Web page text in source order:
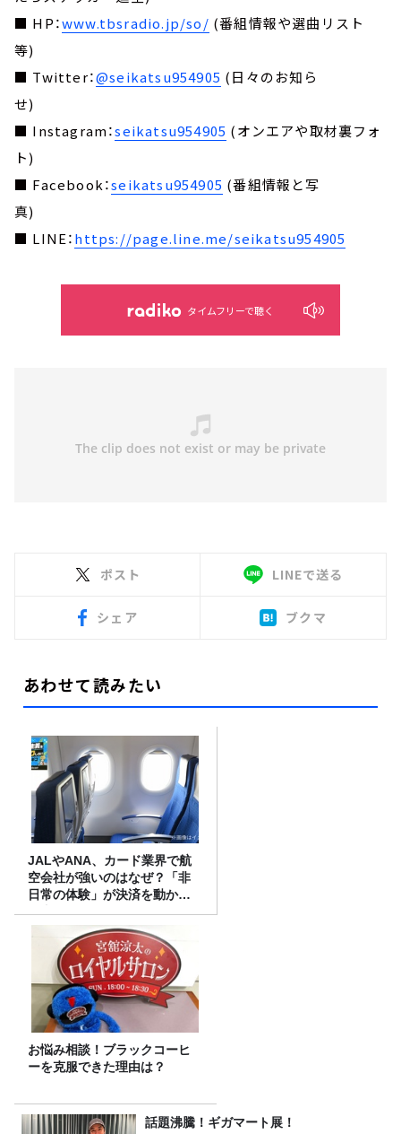
■ HP：www.tbsradio.jp/so/ (番組情報や選曲リスト
等)
■ Twitter：@seikatsu954905 (日々のお知ら
せ)
■ Instagram：seikatsu954905 (オンエアや取材裏フォ
ト)
■ Facebook：seikatsu954905 (番組情報と写
真)
■ LINE：https://page.line.me/seikatsu954905
タイムフリーで聴く
ポスト LINEで送る
シェア ブクマ
あわせて読みたい
JALやANA、カード業界で航
空会社が強いのはなぜ？「非
日常の体験」が決済を動かす
理由
お悩み相談！ブラックコーヒ
ーを克服できた理由は？
話題沸騰！ギガマート展！